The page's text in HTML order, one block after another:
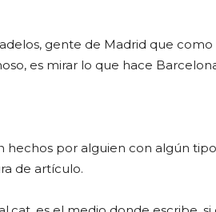
gente de Madrid que como
es mirar lo que hace
hechos por alguien con algún
de artículo.